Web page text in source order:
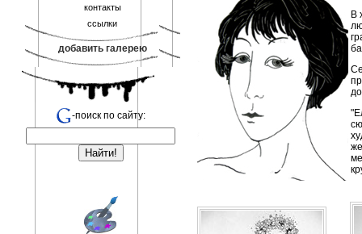
контакты
ссылки
добавить галерею
-поиск по сайту:
В